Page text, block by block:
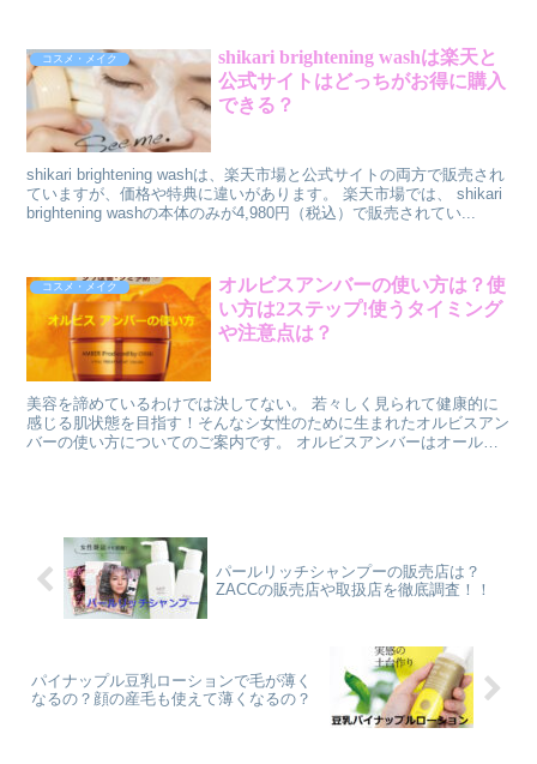
ひらで軽くすり合わせてやわらかくします。 乾いた顔全体にゲルを
広げたあと、くるくると円を描くように充分にメイクとなじませま
コスメ・メイク
shikari brightening washは楽天と
公式サイトはどっちがお得に購入
できる？
shikari brightening washは、楽天市場と公式サイトの両方で販売され
ていますが、価格や特典に違いがあります。 楽天市場では、 shikari
brightening washの本体のみが4,980円（税込）で販売されてい...
コスメ・メイク
オルビスアンバーの使い方は？使
い方は2ステップ!使うタイミング
や注意点は？
美容を諦めているわけでは決してない。 若々しく見られて健康的に
感じる肌状態を目指す！そんなシ女性のために生まれたオルビスアン
バーの使い方についてのご案内です。 オルビスアンバーはオールイ
パールリッチシャンプーの販売店は？
ZACCの販売店や取扱店を徹底調査！！
パイナップル豆乳ローションで毛が薄く
なるの？顔の産毛も使えて薄くなるの？